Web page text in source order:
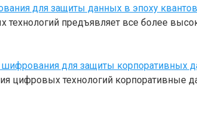
для защиты данных в эпоху
предъявляет все более
для защиты корпоративных
цифровых технологий корпоративные